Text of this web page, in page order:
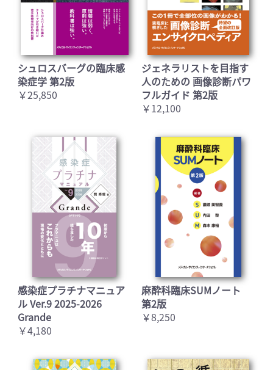
シュロスバーグの臨床感
染症学 第2版
￥25,850
ジェネラリストを目指す
人のための 画像診断パワ
フルガイド 第2版
￥12,100
感染症プラチナマニュア
ル Ver.9 2025-2026
Grande
￥4,180
麻酔科臨床SUMノート
第2版
￥8,250